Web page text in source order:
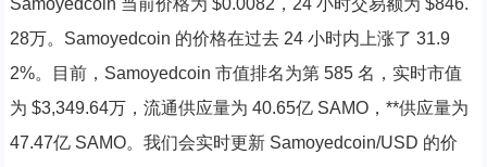
Samoyedcoin 当前价格为 $0.0082，24 小时交易额为 $846.
28万。Samoyedcoin 的价格在过去 24 小时内上涨了 31.9
2%。目前，Samoyedcoin 市值排名为第 585 名，实时市值
为 $3,349.64万，流通供应量为 40.65亿 SAMO，**供应量为
47.47亿 SAMO。我们会实时更新 Samoyedcoin/USD 的价